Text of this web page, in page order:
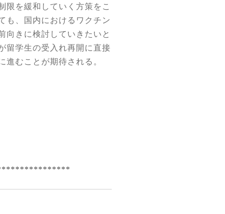
限を緩和していく方策をこ
も、国内におけるワクチン
向きに検討していきたいと
留学生の受入れ再開に直接
進むことが期待される。